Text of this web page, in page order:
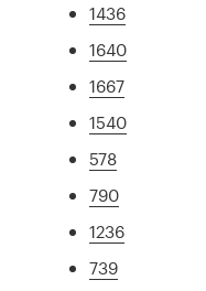
1436
1640
1667
1540
578
790
1236
739